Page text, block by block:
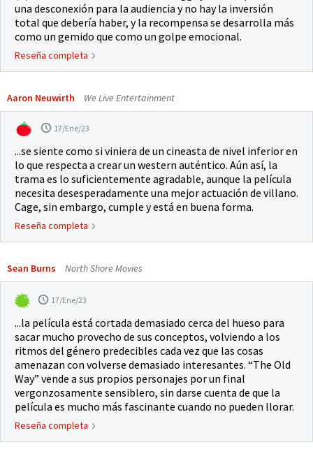
una desconexión para la audiencia y no hay la inversión
total que debería haber, y la recompensa se desarrolla más
como un gemido que como un golpe emocional.
Reseña completa
Aaron Neuwirth We Live Entertainment
17/Ene/23
...se siente como si viniera de un cineasta de nivel inferior en
lo que respecta a crear un western auténtico. Aún así, la
trama es lo suficientemente agradable, aunque la película
necesita desesperadamente una mejor actuación de villano.
Cage, sin embargo, cumple y está en buena forma.
Reseña completa
Sean Burns North Shore Movies
17/Ene/23
...la película está cortada demasiado cerca del hueso para
sacar mucho provecho de sus conceptos, volviendo a los
ritmos del género predecibles cada vez que las cosas
amenazan con volverse demasiado interesantes. “The Old
Way” vende a sus propios personajes por un final
vergonzosamente sensiblero, sin darse cuenta de que la
película es mucho más fascinante cuando no pueden llorar.
Reseña completa